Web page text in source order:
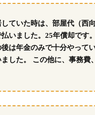
ていた時は、部屋代（西
いました。25年償却です
は年金のみで十分やって
した。 この他に、事務費